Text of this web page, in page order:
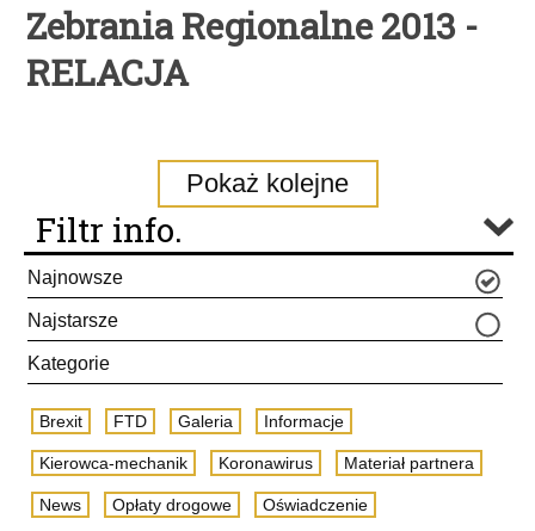
Zebrania Regionalne 2013 -
RELACJA
Pokaż kolejne
Filtr info.
Najnowsze
Najstarsze
Kategorie
Brexit FTD Galeria Informacje
Kierowca-mechanik Koronawirus Materiał partnera
News Opłaty drogowe Oświadczenie